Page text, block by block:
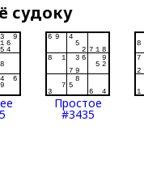
судоку
Простое
#3435